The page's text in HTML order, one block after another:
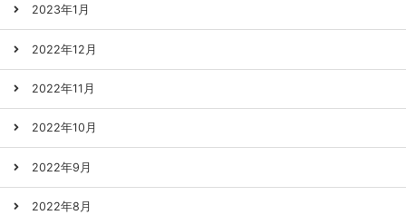
2023年1月
2022年12月
2022年11月
2022年10月
2022年9月
2022年8月